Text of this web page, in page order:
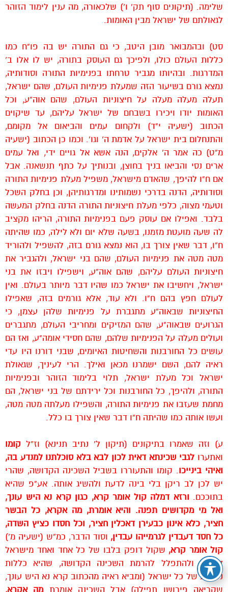
שלימה. (תיקונים סוף תק’ ו’) שלכאורה, מה ענין לימוד הזוהר
לגאולתם של ישראל מבין האומות.
סט) ובהמבואר מובן היטב, כי גם התורה יש בה פו”ח כמו
כללות העולם כולו, ולפיכך גם העוסק בתורה, יש לו אלו ב’
המדרגות. ובהיותו מגביר טרחתו בפנימיות התורה וסודותיה,
נמצא גורם בשיעור הזה שמעלת פנימיות העולם, שהם ישראל,
תעלה מעלה מעלה על חיצוניות העולם, שהם אוה”ע, וכל
האומות יודו ויכירו בשבחם של ישראל עליהם, עד שיקוים
הכתוב (ישעיה י”ד) ולקחום עמים והביאום אל מקומם,
והתנחלום בית ישראל על אדמת ה’ וגו’. וכמו כן הכתוב (ישעיה
מ”ט) כה אמר ה’ אלקים, הנה אשא אל גויים ידי, ואל עמים
ארים נסי והביאו בניך בחוצן, ובנותיך על כתף תנשאנה. אבל
אם ח”ו להיפך, שהאדם מישראל, משפיל מעלת פנימיות התורה
וסודותיה, הדנה בדרכי נשמותינו ומדרגותיהן, וכן בחלק השכל
וטעמי מצוה, כלפי מעלת חיצוניות התורה הדנה בחלק המעשה
בלבד. ואפילו אם עוסק פעם בפנימיות התורה, הריהו מקציב
לה שעה מועטת מזמנו, בשעה שלא יום ולא לילה, כמו שהיתה
ח”ו, דבר שאין צורך בו, הוא נמצא גורם בזה, להשפיל ולהוריד
מטה מטה את פנימיות העולם, שהם בני ישראל, ולהגביר את
חיצוניות העולם עליהם, שהם אוה”ע, וישפילו ויבזו את בני
ישראל, ויחשיבו את ישראל כמו שהיו דבר מיותר בעולם. ואין
לעולם חפץ בהם ח”ו. ולא עוד, אלא גורמים בזה, שאפילו
החיצוניות שבאוה”ע מתגברת על פנימיות שלהן עצמן, כי
הגרועים שבאוה”ע, שהם המזיקים ומחריבי העולם, מתגברים
ועולים מעלה על הפנימיות שלהם, שהם חסידי אומה”ע, ואז הם
עושים כל החורבנות והשחיטות האיומים, שבני דורנו היו עדי
ראיה להם, השם ישמרנו מכאן ואילך. הרי לעיניך, שגאולת
ישראל וכל מעלת ישראל, תלוי בלימוד הזוהר ובפנימיות
התורה, ולהיפך, כל החורבנות וכל ירידתם של בני ישראל, הם
מחמת שעזבו את פנימיות התורה, והשפילו מעלתה מטה מטה,
ועשו אותה כמו שהיתה ח”ו דבר שאין צורך בו כלל.
ע) וזה שאמרו בתיקונים (תיקון ל’ נתיב תנינא) וז”ל קומו
ואתערו לגבי שכינתא דאית לכון לבא בלא סוכלתנו למנדע בה,
ואיהי בינייכו. קומו והתעוררו בשביל השכינה הקדושה, שהרי
יש לכן לב ריקן בלי בינה לדעת ולהשיג אותה. אע”פ שהיא
בתוככם. ורזא דמלה קול אומר קרא, כגון קרא נא היש עונך,
ואל מי מקדושים תפנה. והיא אומרת, מה אקרא, כל הבשר
חציר, כלא אינון כבעירן דאכלין חציר, וכל חסדו כציץ השדה,
כל חסד דעבדין לגרמייהו עבדין, וסוד הדבר, כמ”ש (ישעיה מ’)
קול אומר קרא, שקול דופק בלבו של כל אחד ואחד מישראל
לקרות ולהתפלל להרמת השכינה הקדושה, שהיא כללות
נשמות של כל ישראל (ומביא ראיה מהכתוב קרא נא היש עונך,